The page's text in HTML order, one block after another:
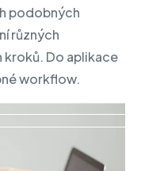
podobných
různých
Do aplikace
workflow.